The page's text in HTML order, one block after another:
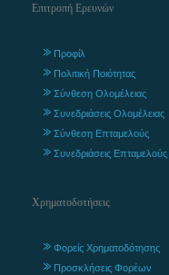
Επιτροπή Ερευνών
Προφίλ
Πολιτική Ποιότητας
Σύνθεση Ολομέλειας
Συνεδριάσεις Ολομέλειας
Σύνθεση Επταμελούς
Συνεδριάσεις Επταμελούς
Χρηματοδοτήσεις
Φορείς Χρηματοδότησης
Προσκλήσεις Φορέων